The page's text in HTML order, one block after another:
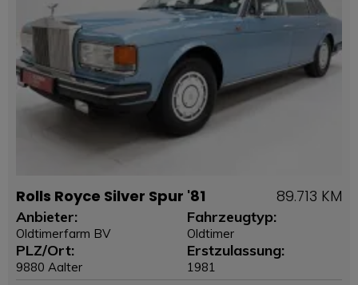
Rolls Royce Silver Spur '81 89.713 KM
Anbieter:
Oldtimerfarm BV
PLZ/Ort:
9880 Aalter
Fahrzeugtyp:
Oldtimer
Erstzulassung:
1981